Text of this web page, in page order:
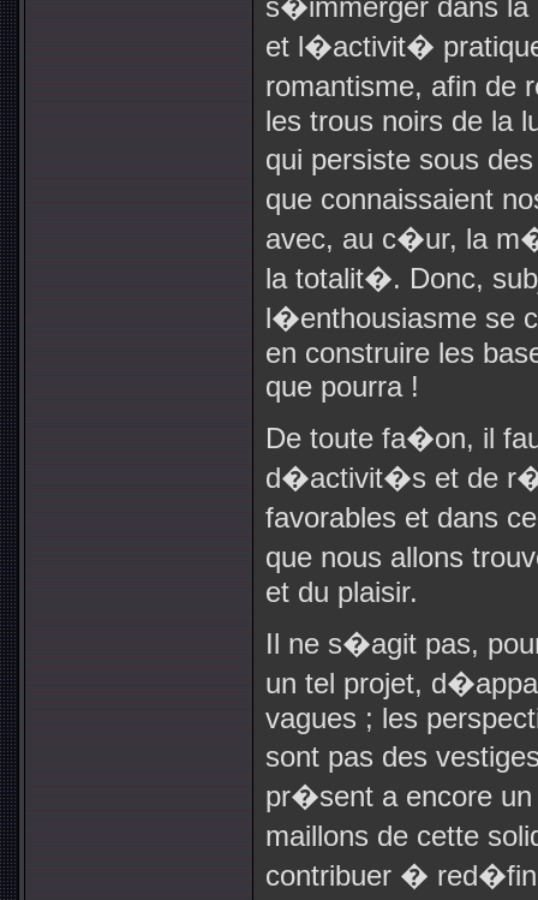
s�immerger dans la
et l�activit�
romantisme, afin
les trous noirs de la
qui persiste sous
que connaissaient
avec, au c�ur, la
la totalit�. Donc,
l�enthousiasme se
en construire les
que pourra !
De toute fa�on, il
d�activit�s et de
favorables et dans
que nous allons
et du plaisir.
Il ne s�agit pas,
un tel projet,
vagues ; les
sont pas des
pr�sent a encore un
maillons de cette
contribuer �